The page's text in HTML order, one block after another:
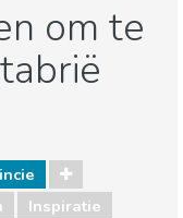
om te
Inspiratie